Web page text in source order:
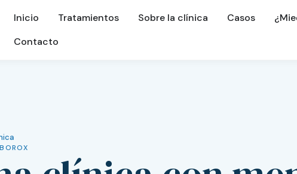
Inicio Tratamientos Sobre la clínica Casos
Contacto